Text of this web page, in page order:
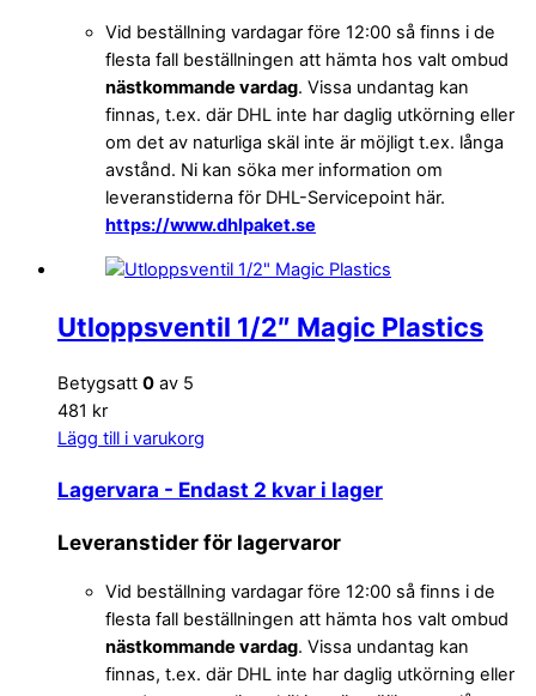
Vid beställning vardagar före 12:00 så finns i de
flesta fall beställningen att hämta hos valt ombud
nästkommande vardag. Vissa undantag kan
finnas, t.ex. där DHL inte har daglig utkörning eller
om det av naturliga skäl inte är möjligt t.ex. långa
avstånd. Ni kan söka mer information om
leveranstiderna för DHL-Servicepoint här.
https://www.dhlpaket.se
Utloppsventil 1/2″ Magic Plastics
Betygsatt 0 av 5
481 kr
Lägg till i varukorg
Lagervara - Endast 2 kvar i lager
Leveranstider för lagervaror
Vid beställning vardagar före 12:00 så finns i de
flesta fall beställningen att hämta hos valt ombud
nästkommande vardag. Vissa undantag kan
finnas, t.ex. där DHL inte har daglig utkörning eller